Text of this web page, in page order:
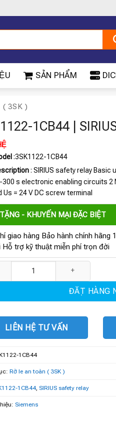
SẢN PHẨM
( 3SK )
1CB44 |
:3SK1122-1CB44
: SIRIUS safety relay Basic
300 s electronic enabling circuits 2
Us = 24 V DC screw terminal
- KHUYẾN MẠI ĐẶC BIỆT
giao hàng Bảo hành chính hãng
Hỗ trợ kỹ thuật miễn phí trọn đời
ĐẶT HÀNG
LIÊN HỆ TƯ VẤN
1CB44
Rờ le an toàn ( 3SK )
1CB44, SIRIUS safety relay
Siemens